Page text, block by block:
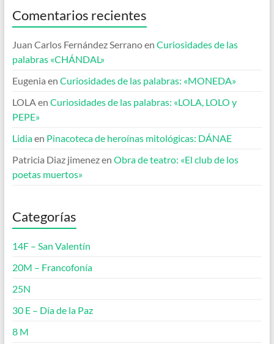
Comentarios recientes
Juan Carlos Fernández Serranoen Curiosidades de las
palabras «CHÁNDAL»
Eugenia en Curiosidades de las palabras: «MONEDA»
LOLA en Curiosidades de las palabras: «LOLA, LOLO y
PEPE»
Lidiaen Pinacoteca de heroínas mitológicas: DÁNAE
Patricia Diaz jimenezen Obra de teatro: «El club de los
poetas muertos»
Categorías
14F – San Valentín
20M – Francofonía
25N
30 E – Día de la Paz
8 M